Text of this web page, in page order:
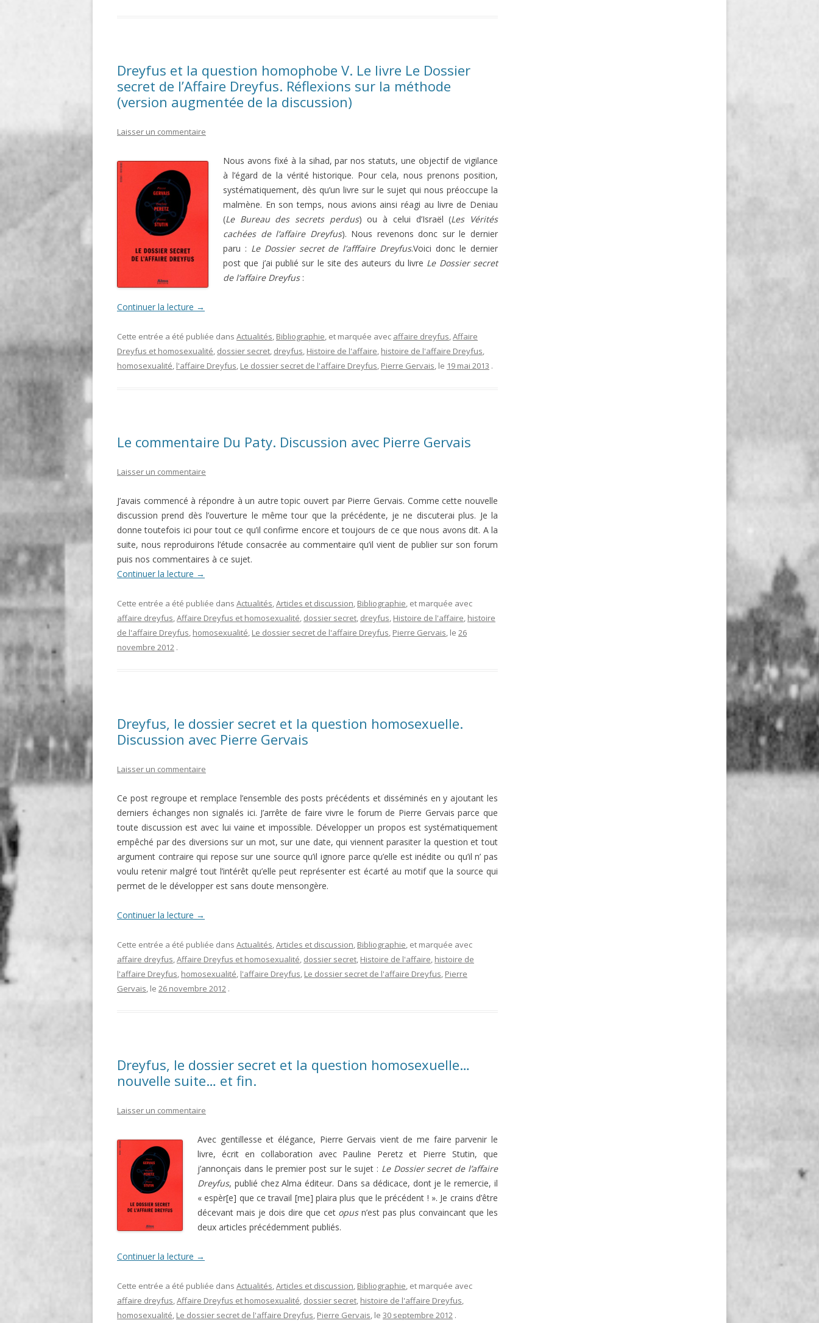
Dreyfus et la question homophobe V. Le livre Le Dossier
secret de l’Affaire Dreyfus. Réflexions sur la méthode
(version augmentée de la discussion)
Laisser un commentaire
Nous avons fixé à la sihad, par nos statuts, une objectif de vigilance
à l’égard de la vérité historique. Pour cela, nous prenons position,
systématiquement, dès qu’un livre sur le sujet qui nous préoccupe la
malmène. En son temps, nous avions ainsi réagi au livre de Deniau
(Le Bureau des secrets perdus) ou à celui d’Israël (Les Vérités
cachées de l’affaire Dreyfus). Nous revenons donc sur le dernier
paru : Le Dossier secret de l’afffaire Dreyfus.Voici donc le dernier
post que j’ai publié sur le site des auteurs du livre Le Dossier secret
de l’affaire Dreyfus:
Continuer la lecture →
Cette entrée a été publiée dans Actualités, Bibliographie, et marquée avec affaire dreyfus,Affaire
Dreyfus et homosexualité, dossier secret, dreyfus, Histoire de l'affaire, histoire de l'affaire Dreyfus,
homosexualité, l'affaire Dreyfus, Le dossier secret de l'affaire Dreyfus, Pierre Gervais, le 19 mai 2013 .
Le commentaire Du Paty. Discussion avec Pierre Gervais
Laisser un commentaire
J’avais commencé à répondre à un autre topic ouvert par Pierre Gervais. Comme cette nouvelle
discussion prend dès l’ouverture le même tour que la précédente, je ne discuterai plus. Je la
donne toutefois ici pour tout ce qu’il confirme encore et toujours de ce que nous avons dit. A la
suite, nous reproduirons l’étude consacrée au commentaire qu’il vient de publier sur son forum
puis nos commentaires à ce sujet.
Continuer la lecture →
Cette entrée a été publiée dans Actualités,Articles et discussion, Bibliographie, et marquée avec
affaire dreyfus,Affaire Dreyfus et homosexualité, dossier secret, dreyfus, Histoire de l'affaire, histoire
de l'affaire Dreyfus, homosexualité, Le dossier secret de l'affaire Dreyfus, Pierre Gervais, le 26
novembre 2012 .
Dreyfus, le dossier secret et la question homosexuelle.
Discussion avec Pierre Gervais
Laisser un commentaire
Ce post regroupe et remplace l’ensemble des posts précédents et disséminés en y ajoutant les
derniers échanges non signalés ici. J’arrête de faire vivre le forum de Pierre Gervais parce que
toute discussion est avec lui vaine et impossible. Développer un propos est systématiquement
empêché par des diversions sur un mot, sur une date, qui viennent parasiter la question et tout
argument contraire qui repose sur une source qu’il ignore parce qu’elle est inédite ou qu’il n’ pas
voulu retenir malgré tout l’intérêt qu’elle peut représenter est écarté au motif que la source qui
permet de le développer est sans doute mensongère.
Continuer la lecture →
Cette entrée a été publiée dans Actualités,Articles et discussion, Bibliographie, et marquée avec
affaire dreyfus,Affaire Dreyfus et homosexualité, dossier secret, Histoire de l'affaire, histoire de
l'affaire Dreyfus, homosexualité, l'affaire Dreyfus, Le dossier secret de l'affaire Dreyfus, Pierre
Gervais, le 26 novembre 2012 .
Dreyfus, le dossier secret et la question homosexuelle…
nouvelle suite… et fin.
Laisser un commentaire
Avec gentillesse et élégance, Pierre Gervais vient de me faire parvenir le
livre, écrit en collaboration avec Pauline Peretz et Pierre Stutin, que
j’annonçais dans le premier post sur le sujet : Le Dossier secret de l’affaire
Dreyfus, publié chez Alma éditeur. Dans sa dédicace, dont je le remercie, il
« espèr[e] que ce travail [me] plaira plus que le précédent ! ». Je crains d’être
décevant mais je dois dire que cet opusn’est pas plus convaincant que les
deux articles précédemment publiés.
Continuer la lecture →
Cette entrée a été publiée dans Actualités,Articles et discussion, Bibliographie, et marquée avec
affaire dreyfus,Affaire Dreyfus et homosexualité, dossier secret, histoire de l'affaire Dreyfus,
homosexualité, Le dossier secret de l'affaire Dreyfus, Pierre Gervais, le 30 septembre 2012 .